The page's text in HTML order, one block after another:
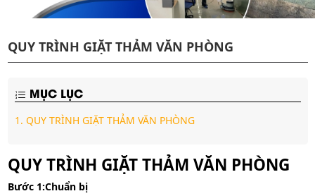
QUY TRÌNH GIẶT THẢM VĂN PHÒNG
MỤC LỤC
1. QUY TRÌNH GIẶT THẢM VĂN PHÒNG
QUY TRÌNH GIẶT THẢM VĂN PHÒNG
Bước 1:Chuẩn bị